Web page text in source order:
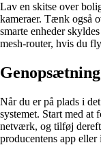
Lav en skitse over
kameraer. Tænk også
smarte enheder
mesh-router, hvis du
Når du er på plads i
systemet. Start med at
netværk, og tilføj
producentens app